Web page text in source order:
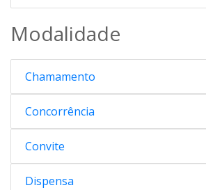
Modalidade
Chamamento
Concorrência
Convite
Dispensa